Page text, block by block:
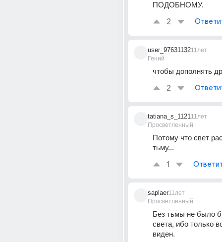
ПОДОБНОМУ.
2
user_97631132
Гений
11лет
чтобы дополнять
2
tatiana_s_1121
Просветленный
11лет
Потому что свет
тьму...
1
saplaer
Просветленный
11лет
Без тьмы не было
света, ибо только
виден.